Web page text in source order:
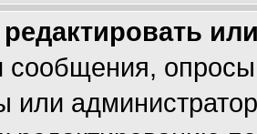
редактировать
сообщения, опросы
или